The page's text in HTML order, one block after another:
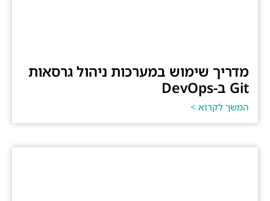
מדריך שימוש במערכות ניהול גרסאות
Git ב-DevOps
המשך לקרוא >